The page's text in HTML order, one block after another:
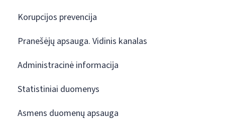
Korupcijos prevencija
Pranešėjų apsauga. Vidinis kanalas
Administracinė informacija
Statistiniai duomenys
Asmens duomenų apsauga